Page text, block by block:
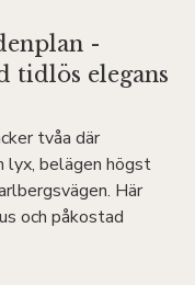
-
tidlös elegans
tvåa där
belägen högst
Här
och påkostad